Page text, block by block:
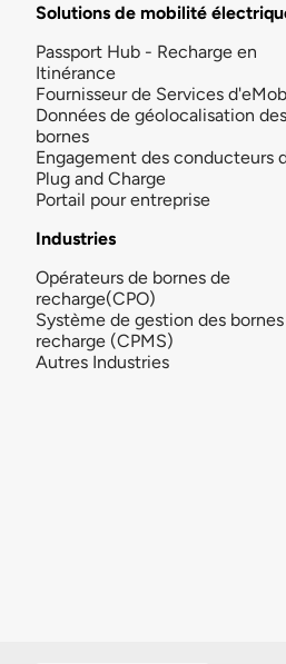
Solutions de mobilité
Passport Hub - Recharge en
Itinérance
Fournisseur de Services
Données de géolocalisation des
bornes
Engagement des conducteurs
Plug and Charge
Portail pour entreprise
Industries
Opérateurs de bornes de
recharge(CPO)
Système de gestion des
recharge (CPMS)
Autres Industries